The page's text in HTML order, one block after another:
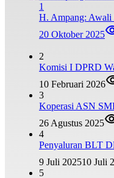
1
H. Ampang: Awali
20 Oktober 2025
2
Komisi I DPRD
10 Februari 2026
3
Koperasi ASN
26 Agustus 2025
4
Penyaluran BLT
9 Juli 202510 Juli
5